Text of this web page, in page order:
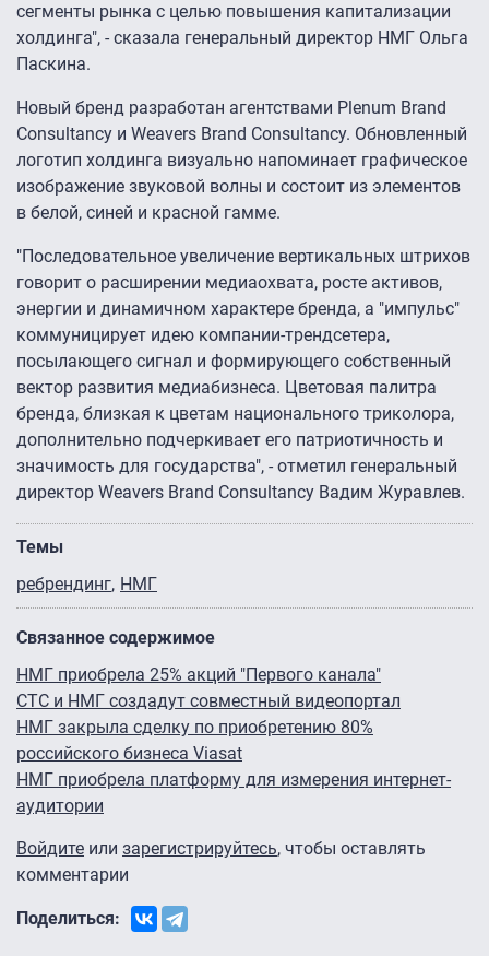
сегменты рынка с целью повышения капитализации
холдинга", - сказала генеральный директор НМГ Ольга
Паскина.
Новый бренд разработан агентствами Plenum Brand
Consultancy и Weavers Brand Consultancy. Обновленный
логотип холдинга визуально напоминает графическое
изображение звуковой волны и состоит из элементов
в белой, синей и красной гамме.
"Последовательное увеличение вертикальных штрихов
говорит о расширении медиаохвата, росте активов,
энергии и динамичном характере бренда, а "импульс"
коммуницирует идею компании-трендсетера,
посылающего сигнал и формирующего собственный
вектор развития медиабизнеса. Цветовая палитра
бренда, близкая к цветам национального триколора,
дополнительно подчеркивает его патриотичность и
значимость для государства", - отметил генеральный
директор Weavers Brand Consultancy Вадим Журавлев.
Темы
ребрендинг НМГ
Связанное содержимое
НМГ приобрела 25% акций "Первого канала"
СТС и НМГ создадут совместный видеопортал
НМГ закрыла сделку по приобретению 80%
российского бизнеса Viasat
НМГ приобрела платформу для измерения интернет-
аудитории
Войдите или зарегистрируйтесь, чтобы оставлять
комментарии
Поделиться: